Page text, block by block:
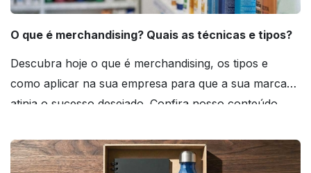
O que é merchandising? Quais as técnicas e tipos?
Descubra hoje o que é merchandising, os tipos e
como aplicar na sua empresa para que a sua marca
atinja o sucesso desejado. Confira nosso conteúdo